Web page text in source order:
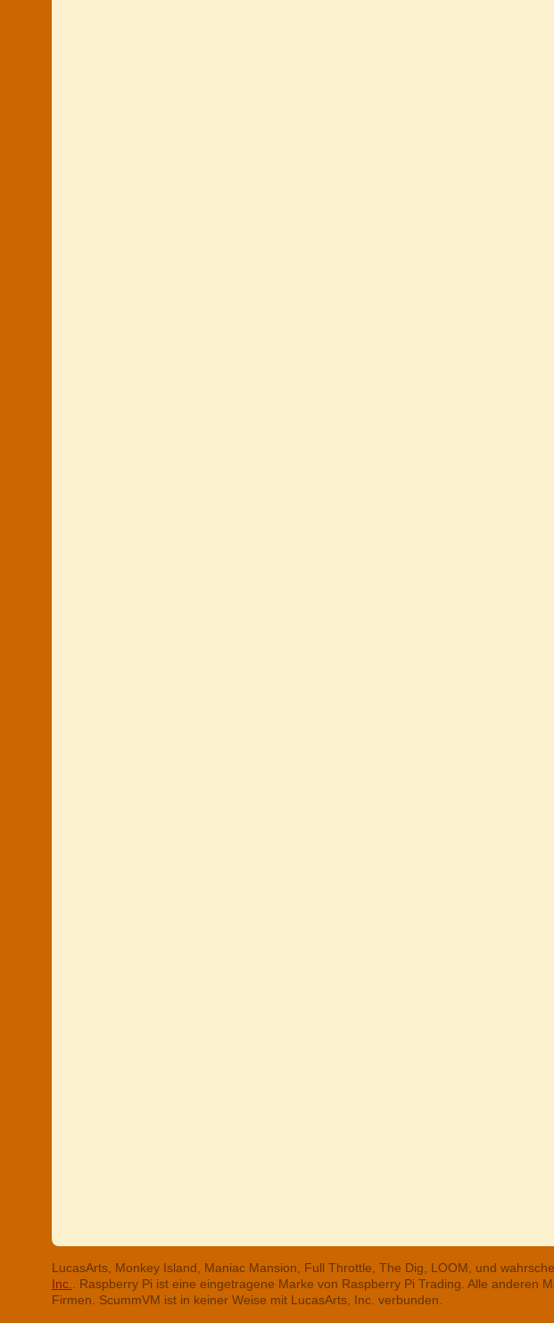
LucasArts, Monkey Island, Maniac Mansion, Full Throttle, The Dig, LOOM, und
Inc.
. Raspberry Pi ist eine eingetragene Marke von Raspberry Pi Trading. Alle
Firmen. ScummVM ist in keiner Weise mit LucasArts, Inc. verbunden.